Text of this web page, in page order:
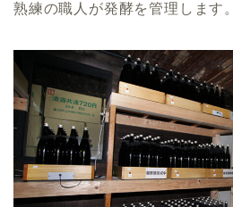
熟練の職人が発酵を管理します。